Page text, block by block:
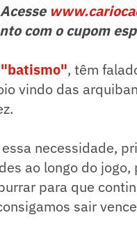
com o cupom
"batismo", têm
vindo das
necessidade,
ao longo do jogo,
para que
sair